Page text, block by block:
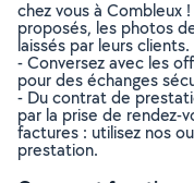
chez vous à Combleux
proposés, les photos
laissés par leurs clients.
- Conversez avec les
pour des échanges
- Du contrat de
par la prise de rendez-
factures : utilisez nos
prestation.